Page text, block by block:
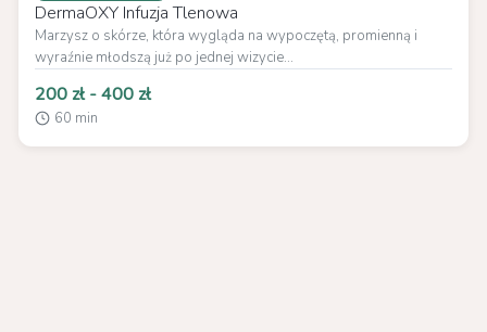
DermaOXY Infuzja Tlenowa
Marzysz o skórze, która wygląda na wypoczętą, promienną i
wyraźnie młodszą już po jednej wizycie...
200 zł - 400 zł
60 min